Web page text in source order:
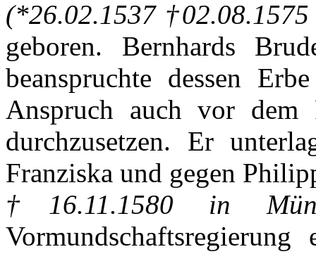
(*26.02.1537
geboren. Bernhards
beanspruchte dessen
Erbe
Anspruch
auch vor dem
durchzusetzen. Er
Franziska und gegen
†16.11.1580 in
Vormundschaftsregierung